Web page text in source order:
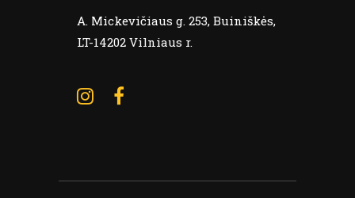
A. Mickevičiaus g. 253, Buiniškės,
LT-14202 Vilniaus r.